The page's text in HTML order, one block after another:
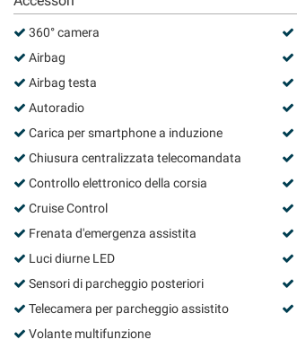
360° camera
Airbag
Airbag testa
Autoradio
Carica per smartphone a induzione
Chiusura centralizzata telecomandata
Controllo elettronico della corsia
Cruise Control
Frenata d'emergenza assistita
Luci diurne LED
Sensori di parcheggio posteriori
Telecamera per parcheggio assistito
Volante multifunzione
questi
strumenti
di
si
rimanda
policy.
Puoi
modificare
scelte
in
momento.